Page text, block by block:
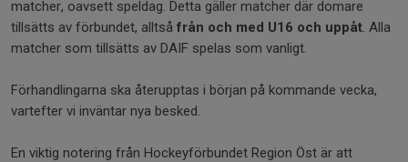
matcher, oavsett speldag. Detta gäller matcher där domare
tillsätts av förbundet, alltså från och med U16 och uppåt. Alla
matcher som tillsätts av DAIF spelas som vanligt.
Förhandlingarna ska återupptas i början på kommande vecka,
vartefter vi inväntar nya besked.
En viktig notering från Hockeyförbundet Region Öst är att